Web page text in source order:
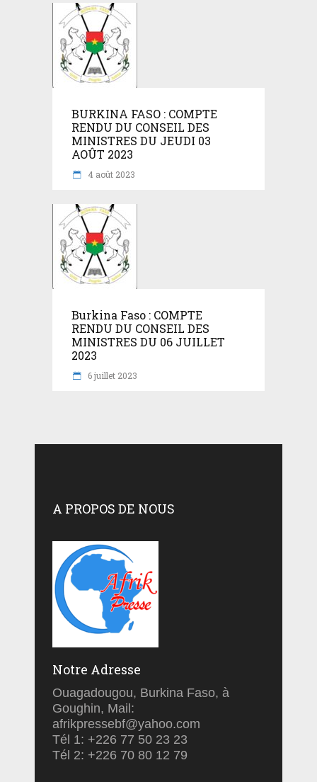
BURKINA FASO : COMPTE
RENDU DU CONSEIL DES
MINISTRES DU JEUDI 03
AOÛT 2023
4 août 2023
Burkina Faso : COMPTE
RENDU DU CONSEIL DES
MINISTRES DU 06 JUILLET
2023
6 juillet 2023
A PROPOS DE NOUS
Notre Adresse
Ouagadougou, Burkina Faso, à
Goughin, Mail:
afrikpressebf@yahoo.com
Tél 1: +226 77 50 23 23
Tél 2: +226 70 80 12 79